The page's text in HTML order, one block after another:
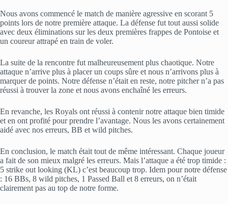
Nous avons commencé le match de manière agressive en scorant 5
points lors de notre première attaque. La défense fut tout aussi solide
avec deux éliminations sur les deux premières frappes de Pontoise et
un coureur attrapé en train de voler.
La suite de la rencontre fut malheureusement plus chaotique. Notre
attaque n’arrive plus à placer un coups sûre et nous n’arrivons plus à
marquer de points. Notre défense n’était en reste, notre pitcher n’a pas
réussi à trouver la zone et nous avons enchaîné les erreurs.
En revanche, les Royals ont réussi à contenir notre attaque bien timide
et en ont profité pour prendre l’avantage. Nous les avons certainement
aidé avec nos erreurs, BB et wild pitches.
En conclusion, le match était tout de même intéressant. Chaque joueur
a fait de son mieux malgré les erreurs. Mais l’attaque a été trop timide :
5 strike out looking (KL) c’est beaucoup trop. Idem pour notre défense
: 16 BBs, 8 wild pitches, 1 Passed Ball et 8 erreurs, on n’était
clairement pas au top de notre forme.